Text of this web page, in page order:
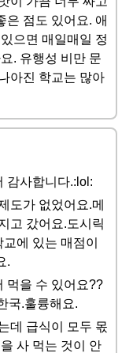
은 점도 있어요. 애
으면 매일매일 정
. 유행성 비만 문
아진 학교는 많아
감사합니다.:lol:
도가 없었어요.메
고 갔어요.도시릭
에 있는 매점이
.
먹을 수 있어요??
국.훌륭해요.
데 급식이 모두 몫
사 먹는 것이 안